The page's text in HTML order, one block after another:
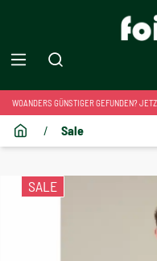
WOANDERS GÜNSTIGER GEFUNDEN?
/ Sale
SALE